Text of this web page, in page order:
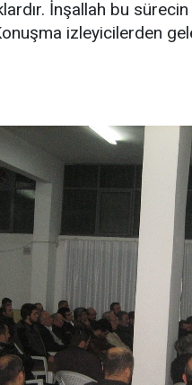
İnşallah bu
izleyicilerden